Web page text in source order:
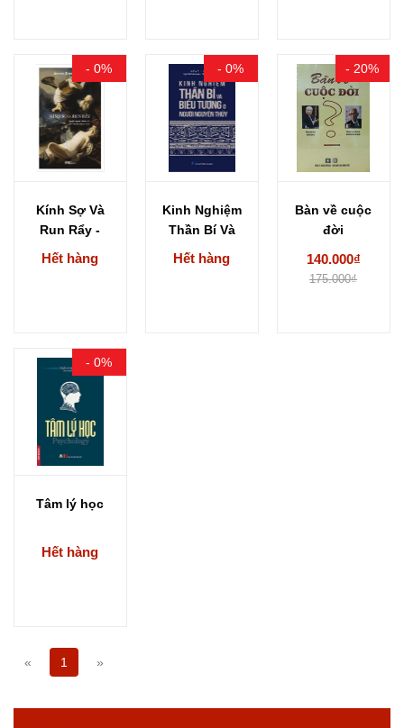
- 0%
Kính Sợ Và
Run Rẩy -
Soren
Kierkegaard
Hết hàng
- 0%
Kinh Nghiệm
Thần Bí Và
Biểu Tượng
Người...
Hết hàng
- 20%
Bàn về cuộc
đời
140.000₫
175.000₫
- 0%
Tâm lý học
Hết hàng
« 1 »